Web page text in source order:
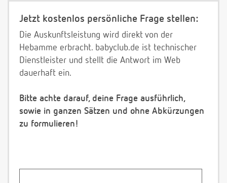
Jetzt kostenlos persönliche Frage stellen:
Die Auskunftsleistung wird direkt von der
Hebamme erbracht. babyclub.de ist technischer
Dienstleister und stellt die Antwort im Web
dauerhaft ein.
Bitte achte darauf, deine Frage ausführlich,
sowie in ganzen Sätzen und ohne Abkürzungen
zu formulieren!